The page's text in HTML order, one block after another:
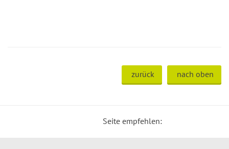
zurück nach oben
Seite empfehlen: